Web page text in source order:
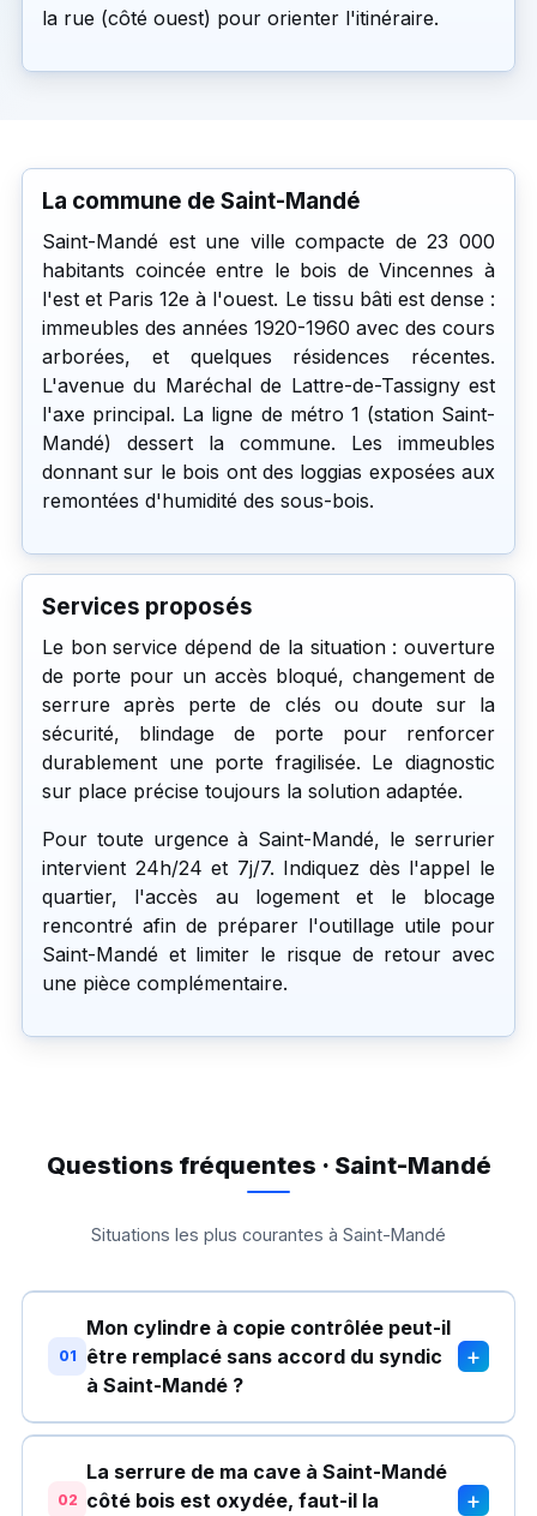
la rue (côté ouest) pour orienter l'itinéraire.
La commune de Saint-Mandé
Saint-Mandé est une ville compacte de 23 000
habitants coincée entre le bois de Vincennes à
l'est et Paris 12e à l'ouest. Le tissu bâti est dense :
immeubles des années 1920-1960 avec des cours
arborées, et quelques résidences récentes.
L'avenue du Maréchal de Lattre-de-Tassigny est
l'axe principal. La ligne de métro 1 (station Saint-
Mandé) dessert la commune. Les immeubles
donnant sur le bois ont des loggias exposées aux
remontées d'humidité des sous-bois.
Services proposés
Le bon service dépend de la situation : ouverture
de porte pour un accès bloqué, changement de
serrure après perte de clés ou doute sur la
sécurité, blindage de porte pour renforcer
durablement une porte fragilisée. Le diagnostic
sur place précise toujours la solution adaptée.
Pour toute urgence à Saint-Mandé, le serrurier
intervient 24h/24 et 7j/7. Indiquez dès l'appel le
quartier, l'accès au logement et le blocage
rencontré afin de préparer l'outillage utile pour
Saint-Mandé et limiter le risque de retour avec
une pièce complémentaire.
Questions fréquentes · Saint-Mandé
Situations les plus courantes à Saint-Mandé
01
Mon cylindre à copie contrôlée peut-il
être remplacé sans accord du syndic
à Saint-Mandé ?
+
02
La serrure de ma cave à Saint-Mandé
côté bois est oxydée, faut-il la
+